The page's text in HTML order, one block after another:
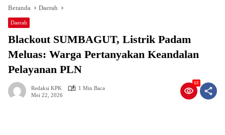
Beranda Daerah
Daerah
Blackout SUMBAGUT, Listrik Padam
Meluas: Warga Pertanyakan Keandalan
Pelayanan PLN
Redaksi KPK
1 Min Baca
Mei 22, 2026
68